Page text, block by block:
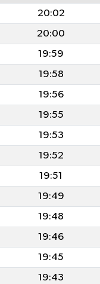
20:02
20:00
19:59
19:58
19:56
19:55
19:53
19:52
19:51
19:49
19:48
19:46
19:45
19:43